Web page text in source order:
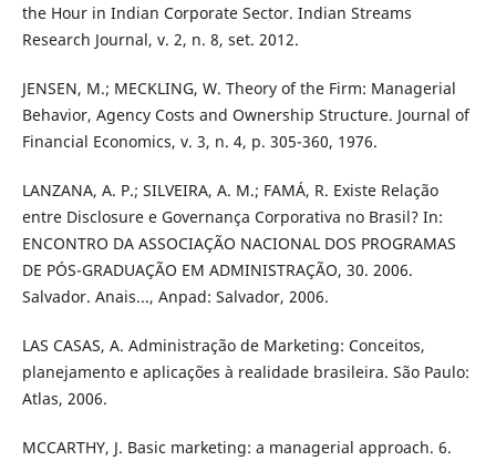
the Hour in Indian Corporate Sector. Indian Streams
Research Journal, v. 2, n. 8, set. 2012.
JENSEN, M.; MECKLING, W. Theory of the Firm: Managerial
Behavior, Agency Costs and Ownership Structure. Journal of
Financial Economics, v. 3, n. 4, p. 305-360, 1976.
LANZANA, A. P.; SILVEIRA, A. M.; FAMÁ, R. Existe Relação
entre Disclosure e Governança Corporativa no Brasil? In:
ENCONTRO DA ASSOCIAÇÃO NACIONAL DOS PROGRAMAS
DE PÓS-GRADUAÇÃO EM ADMINISTRAÇÃO, 30. 2006.
Salvador. Anais..., Anpad: Salvador, 2006.
LAS CASAS, A. Administração de Marketing: Conceitos,
planejamento e aplicações à realidade brasileira. São Paulo:
Atlas, 2006.
MCCARTHY, J. Basic marketing: a managerial approach. 6.